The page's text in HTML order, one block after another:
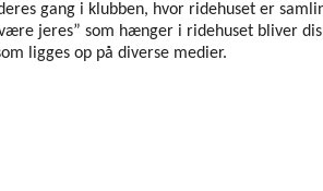
gang i klubben, hvor ridehuset er
jeres” som hænger i ridehuset bliver
ligges op på diverse medier.